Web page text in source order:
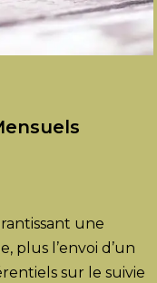
une
plus l’envoi d’un
sur le suivie